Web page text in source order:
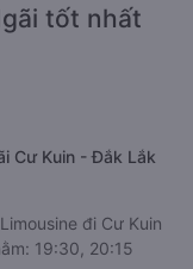
tốt nhất
Cư Kuin - Đắk Lắk
đi Cư Kuin
19:30, 20:15